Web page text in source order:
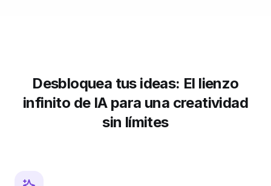
Desbloquea tus ideas: El lienzo
infinito de IA para una creatividad
sin límites